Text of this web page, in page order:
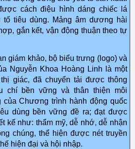
cách điệu hình dáng chiếc lá
tiêu dùng. Mảng âm dương hài
gắn kết, vận động thuận theo tự
giám khảo, bộ biểu trưng (logo) và
Nguyễn Khoa Hoàng Linh là một
giác, đã chuyển tải được thông
chí bền vững và thân thiện môi
Chương trình hành động quốc
dùng bền vững đề ra; đạt được
kế như: thẩm mỹ, dễ nhớ, dễ nhận
chúng, thể hiện được nét truyền
hiện đại và hội nhập.